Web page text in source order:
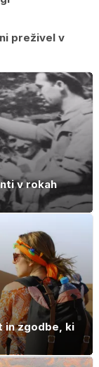
preživel v
v rokah
in zgodbe, ki